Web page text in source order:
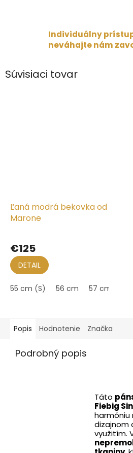
Individuálny
neváhajte nám
Súvisiaci tovar
Ľaná modrá bekovka od
Marone
€125
DETAIL
55 cm (S) 56 cm 57 cm (M)
Popis Hodnotenie Značka
Podrobný popis
Táto
Fiebig
harmóniu
dizajnom
využitím.